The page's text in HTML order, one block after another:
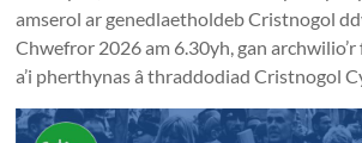
in
Wales
ynghyd
amserol ar genedlaetholdeb Cristnogol
Chwefror 2026 am 6.30yh, gan
a’i pherthynas â thraddodiad Cristnogol